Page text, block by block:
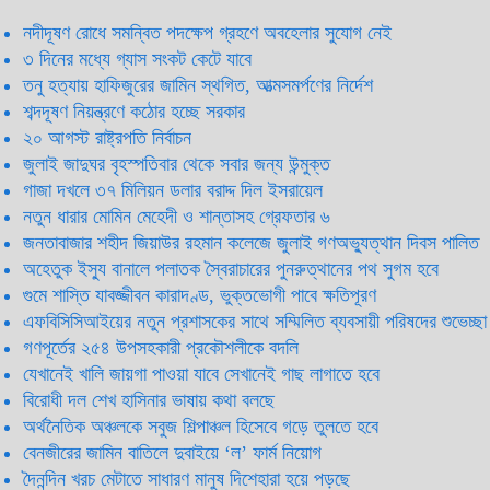
নদীদূষণ রোধে সমন্বিত পদক্ষেপ গ্রহণে অবহেলার সুযোগ নেই
৩ দিনের মধ্যে গ্যাস সংকট কেটে যাবে
তনু হত্যায় হাফিজুরের জামিন স্থগিত, আত্মসমর্পণের নির্দেশ
শব্দদূষণ নিয়ন্ত্রণে কঠোর হচ্ছে সরকার
২০ আগস্ট রাষ্ট্রপতি নির্বাচন
জুলাই জাদুঘর বৃহস্পতিবার থেকে সবার জন্য উন্মুক্ত
গাজা দখলে ৩৭ মিলিয়ন ডলার বরাদ্দ দিল ইসরায়েল
নতুন ধারার মোমিন মেহেদী ও শান্তাসহ গ্রেফতার ৬
জনতাবাজার শহীদ জিয়াউর রহমান কলেজে জুলাই গণঅভ্যুত্থান দিবস পালিত
অহেতুক ইস্যু বানালে পলাতক স্বৈরাচারের পুনরুত্থানের পথ সুগম হবে
গুমে শাস্তি যাবজ্জীবন কারাদণ্ড, ভুক্তভোগী পাবে ক্ষতিপূরণ
এফবিসিসিআইয়ের নতুন প্রশাসকের সাথে সম্মিলিত ব্যবসায়ী পরিষদের শুভেচ্ছা
গণপূর্তের ২৫৪ উপসহকারী প্রকৌশলীকে বদলি
যেখানেই খালি জায়গা পাওয়া যাবে সেখানেই গাছ লাগাতে হবে
বিরোধী দল শেখ হাসিনার ভাষায় কথা বলছে
অর্থনৈতিক অঞ্চলকে সবুজ শিল্পাঞ্চল হিসেবে গড়ে তুলতে হবে
বেনজীরের জামিন বাতিলে দুবাইয়ে ‌‘ল’ ফার্ম নিয়োগ
দৈনন্দিন খরচ মেটাতে সাধারণ মানুষ দিশেহারা হয়ে পড়ছে